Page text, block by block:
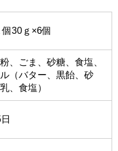
30ｇ×6個
、ごま、砂糖、食塩、
（バター、黒飴、砂
、食塩）